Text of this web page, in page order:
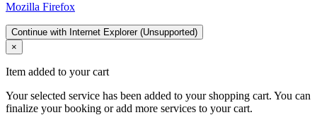
Mozilla Firefox
Continue with Internet Explorer (Unsupported)
×
Item added to your cart
Your selected service has been added to your shopping cart. You can
finalize your booking or add more services to your cart.